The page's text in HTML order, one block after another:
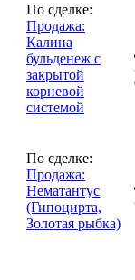
По сделке:
Продажа:
Калина
бульденеж с
закрытой
корневой
системой
По сделке:
Продажа:
Нематантус
(Гипоцирта,
Золотая рыбка)